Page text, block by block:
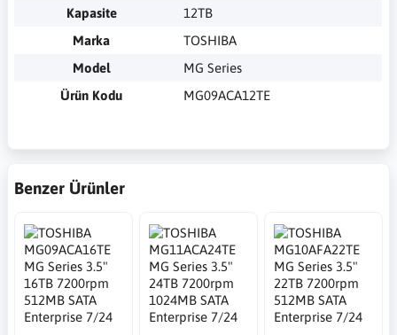
Kapasite
12TB
Marka
TOSHIBA
Model
MG Series
Ürün Kodu
MG09ACA12TE
Benzer Ürünler